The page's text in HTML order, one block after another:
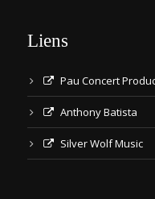
Liens
Pau Concert
Anthony Batista
Silver Wolf Music